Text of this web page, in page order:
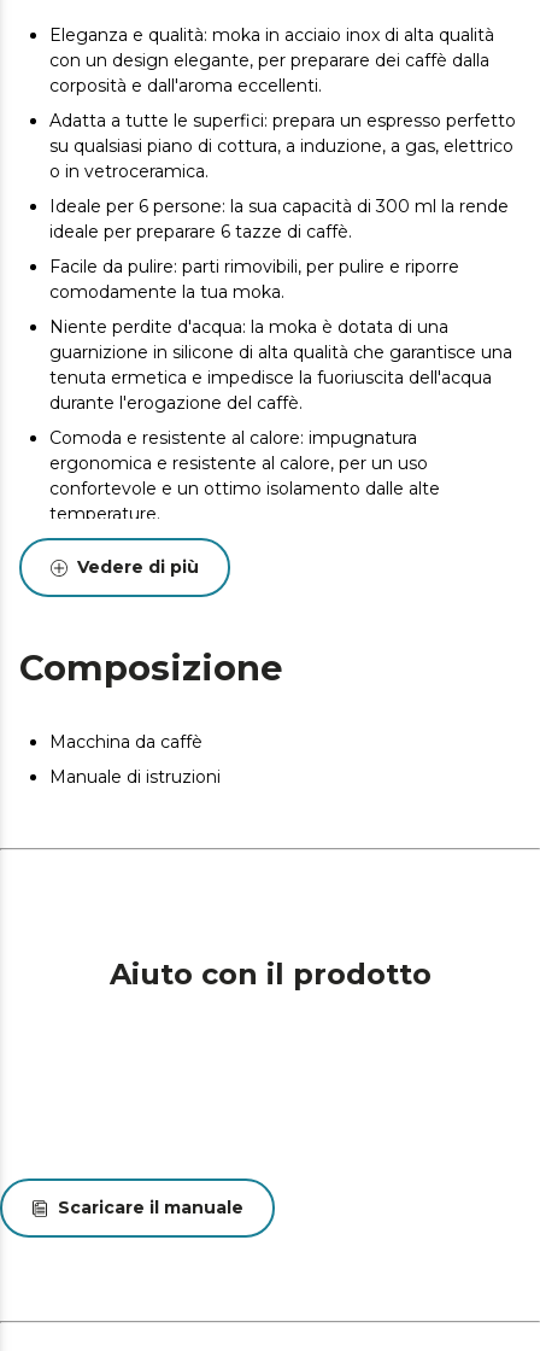
Eleganza e qualità: moka in acciaio inox di alta qualità
con un design elegante, per preparare dei caffè dalla
corposità e dall'aroma eccellenti.
Adatta a tutte le superfici: prepara un espresso perfetto
su qualsiasi piano di cottura, a induzione, a gas, elettrico
o in vetroceramica.
Ideale per 6 persone: la sua capacità di 300 ml la rende
ideale per preparare 6 tazze di caffè.
Facile da pulire: parti rimovibili, per pulire e riporre
comodamente la tua moka.
Niente perdite d'acqua: la moka è dotata di una
guarnizione in silicone di alta qualità che garantisce una
tenuta ermetica e impedisce la fuoriuscita dell'acqua
durante l'erogazione del caffè.
Comoda e resistente al calore: impugnatura
ergonomica e resistente al calore, per un uso
confortevole e un ottimo isolamento dalle alte
temperature.
Filtro di alta qualità: il filtro interno è realizzato in acciaio
inossidabile di alta qualità per ottenere il caffè più puro e
tradizionale.
limite d’acqua che deve essere introdotto per una
maggior sicurezza.
Vedere di più
Composizione
Macchina da caffè
Manuale di istruzioni
Aiuto con il prodotto
Scaricare il manuale